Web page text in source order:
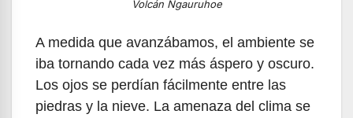
Volcán Ngauruhoe
A medida que avanzábamos, el ambiente se
iba tornando cada vez más áspero y oscuro.
Los ojos se perdían fácilmente entre las
piedras y la nieve. La amenaza del clima se